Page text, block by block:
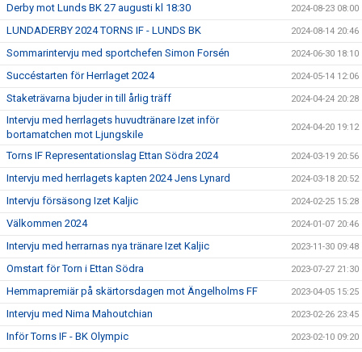
Derby mot Lunds BK 27 augusti kl 18:30 2024-08-23 08:00
LUNDADERBY 2024 TORNS IF - LUNDS BK 2024-08-14 20:46
Sommarintervju med sportchefen Simon Forsén 2024-06-30 18:10
Succéstarten för Herrlaget 2024 2024-05-14 12:06
Staketrävarna bjuder in till årlig träff 2024-04-24 20:28
Intervju med herrlagets huvudtränare Izet inför
bortamatchen mot Ljungskile
2024-04-20 19:12
Torns IF Representationslag Ettan Södra 2024 2024-03-19 20:56
Intervju med herrlagets kapten 2024 Jens Lynard 2024-03-18 20:52
Intervju försäsong Izet Kaljic 2024-02-25 15:28
Välkommen 2024 2024-01-07 20:46
Intervju med herrarnas nya tränare Izet Kaljic 2023-11-30 09:48
Omstart för Torn i Ettan Södra 2023-07-27 21:30
Hemmapremiär på skärtorsdagen mot Ängelholms FF 2023-04-05 15:25
Intervju med Nima Mahoutchian 2023-02-26 23:45
Inför Torns IF - BK Olympic 2023-02-10 09:20